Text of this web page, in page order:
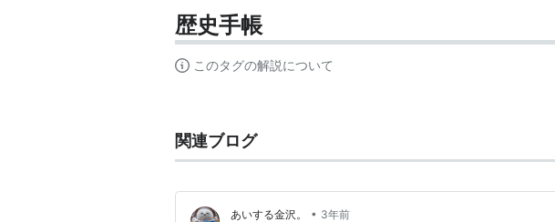
歴史手帳
このタグの解説について
関連ブログ
あいする金沢。 • 3年前